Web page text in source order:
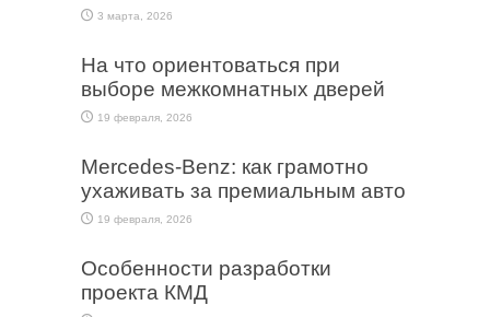
3 марта, 2026
На что ориентоваться при
выборе межкомнатных дверей
19 февраля, 2026
Mercedes-Benz: как грамотно
ухаживать за премиальным авто
19 февраля, 2026
Особенности разработки
проекта КМД